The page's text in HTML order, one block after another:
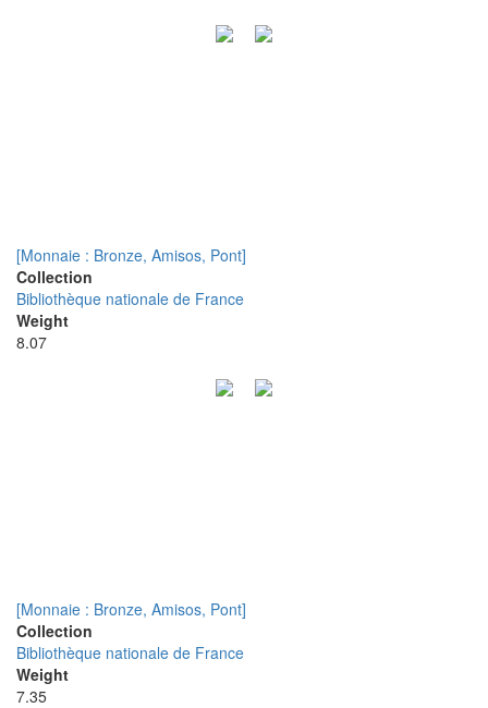
[Monnaie : Bronze, Amisos, Pont]
Collection
Bibliothèque nationale de France
Weight
8.07
[Monnaie : Bronze, Amisos, Pont]
Collection
Bibliothèque nationale de France
Weight
7.35